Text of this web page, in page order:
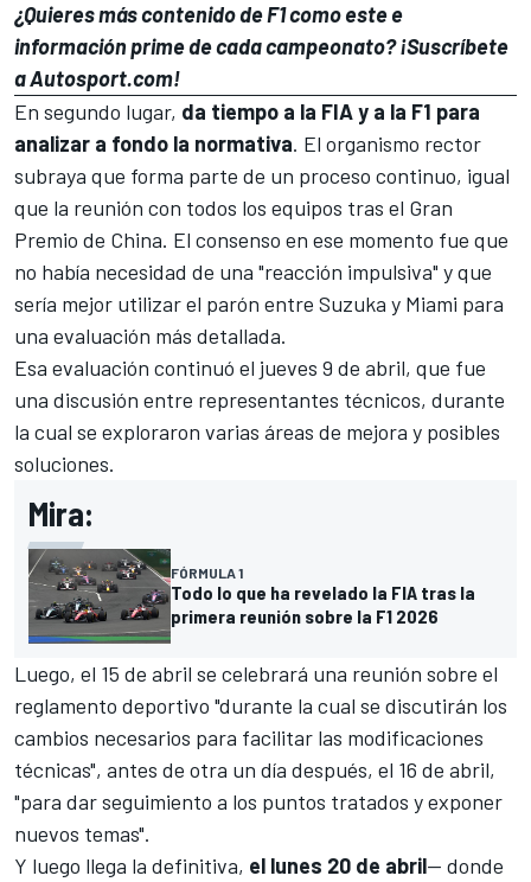
¿Quieres más contenido de F1 como este e
información prime de cada campeonato?¡Suscríbete
a Autosport.com!
En segundo lugar, da tiempo a la FIA y a la F1 para
analizar a fondo la normativa. El organismo rector
subraya que forma parte de un proceso continuo, igual
que la reunión con todos los equipos tras el Gran
Premio de China. El consenso en ese momento fue que
no había necesidad de una "reacción impulsiva" y que
sería mejor utilizar el parón entre Suzuka y Miami para
una evaluación más detallada.
Esa evaluación continuó el jueves 9 de abril, que fue
una discusión entre representantes técnicos, durante
la cual se exploraron varias áreas de mejora y posibles
soluciones.
Mira:
FÓRMULA 1
Todo lo que ha revelado la FIA tras la
primera reunión sobre la F1 2026
Luego, el 15 de abril se celebrará una reunión sobre el
reglamento deportivo "durante la cual se discutirán los
cambios necesarios para facilitar las modificaciones
técnicas", antes de otra un día después, el 16 de abril,
"para dar seguimiento a los puntos tratados y exponer
nuevos temas".
Y luego llega la definitiva, el lunes 20 de abril— donde